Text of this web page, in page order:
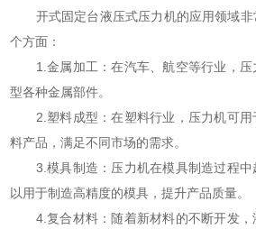
开式固定台液压式压力机的应用领域非
个方面：
1.金属加工：在汽车、航空等行业，压
型各种金属部件。
2.塑料成型：在塑料行业，压力机可用
料产品，满足不同市场的需求。
3.模具制造：压力机在模具制造过程中
以用于制造高精度的模具，提升产品质量。
4.复合材料：随着新材料的不断开发，